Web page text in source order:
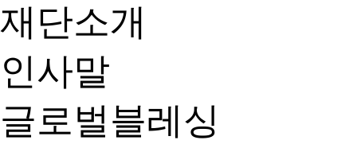
재단소개
인사말
글로벌블레싱